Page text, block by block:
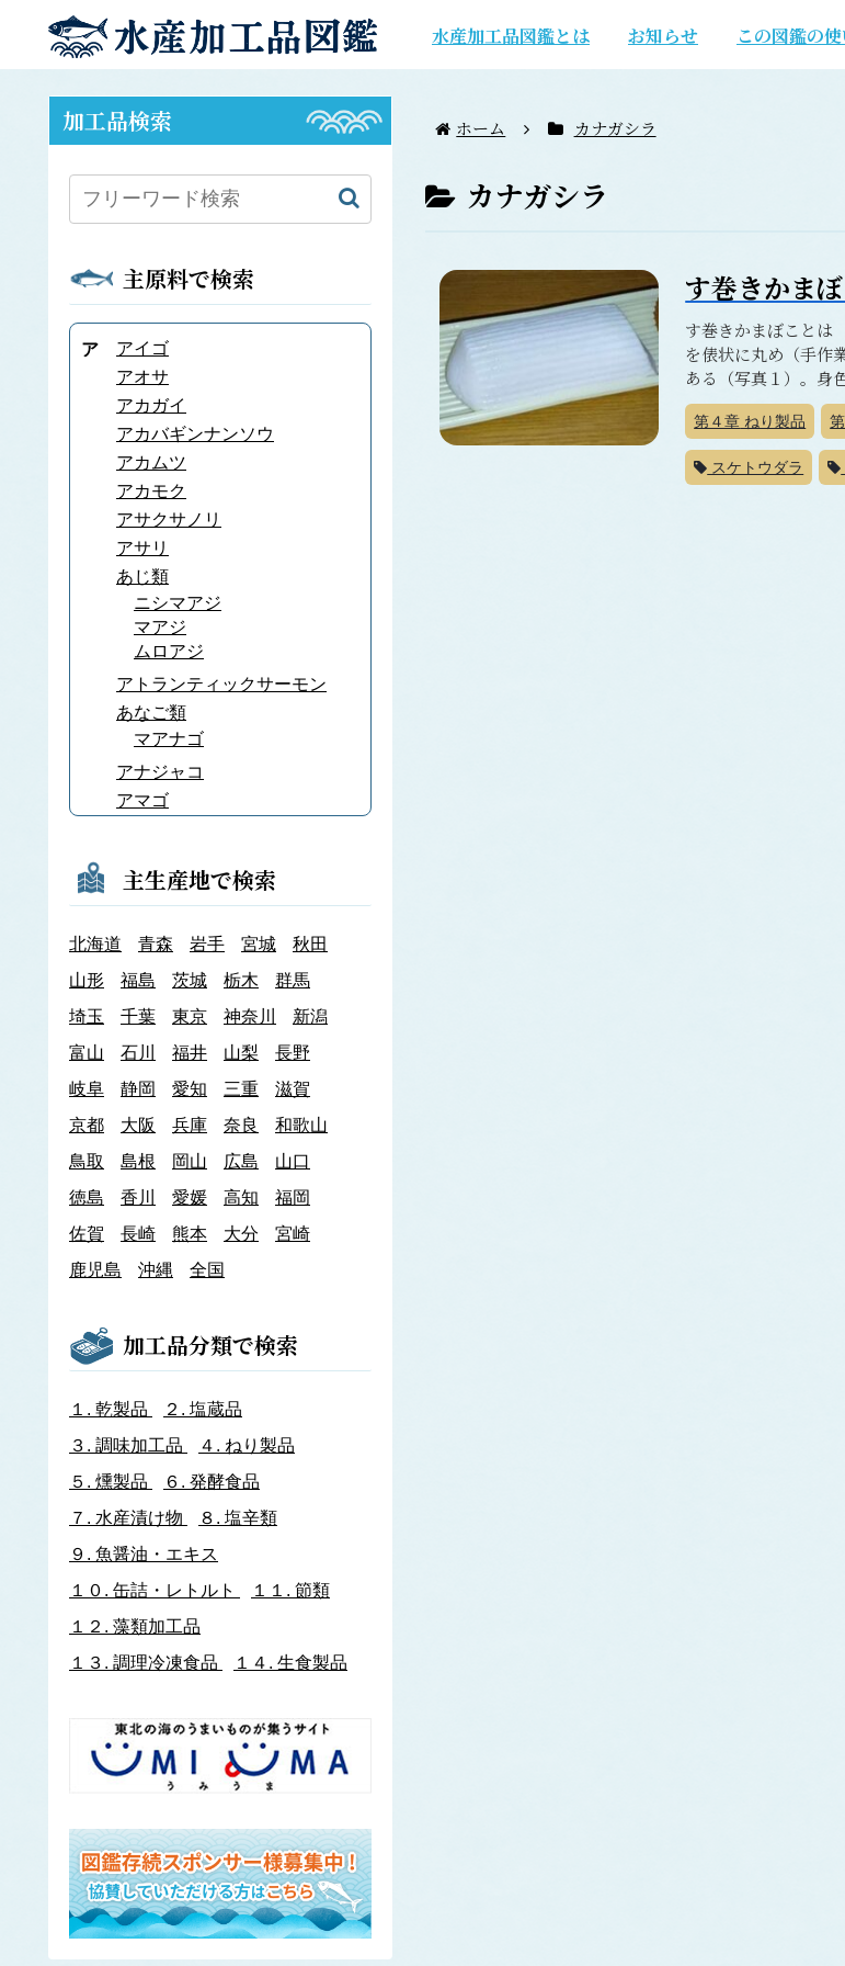
水産加工品図鑑とは お知らせ この図鑑の
ホーム カナガシラ
カナガシラ
す巻きかま
す巻きかまぼことは
を俵状に丸め（手作
ある（写真１）。身
第４章 ねり製品
スケトウダラ
加工品検索
主原料で検索
ア
アイゴ
アオサ
アカガイ
アカバギンナンソウ
アカムツ
アカモク
アサクサノリ
アサリ
あじ類
ニシマアジ
マアジ
ムロアジ
アトランティックサーモン
あなご類
マアナゴ
アナジャコ
アマゴ
あみ類
アキアミ
アユ
アラメ
エゾアワビ
クロアワビ
マダカアワビ
メガイアワビ
イ
イカナゴ
いか類
アオリイカ
アメリカオオアカイカ
アルゼンチンイレックス
アルゼンチンマツイカ
スルメイカ
ニュージーランドスルメイカ
ヤリイカ
イサザ
イトヨリダイ
いわし類
ウルメイワシ
マイワシ
イワナ
ウ
ウキゴリ
ウップルイノリ
うなぎ類
うに類
エゾバフンウニ
キタムラサキウニ
バフンウニ
ムラサキウニ
ウミタケ
うみへび類
主生産地で検索
北海道 青森 岩手 宮城
秋田
山形
福島 茨城 栃木
群馬
埼玉
千葉 東京 神奈川
新潟
富山
石川 福井 山梨
長野
岐阜
静岡 愛知 三重
滋賀
京都
大阪 兵庫 奈良
和歌山
鳥取
島根 岡山 広島
山口
徳島
香川 愛媛 高知
福岡
佐賀
長崎 熊本 大分
宮崎
鹿児島
沖縄 全国
加工品分類で検索
１. 乾製品 ２. 塩蔵品
３. 調味加工品 ４. ねり製品
５. 燻製品 ６. 発酵食品
７. 水産漬け物 ８. 塩辛類
９. 魚醤油・エキス
１０. 缶詰・レトルト １１. 節類
１２. 藻類加工品
１３. 調理冷凍食品 １４. 生食製品